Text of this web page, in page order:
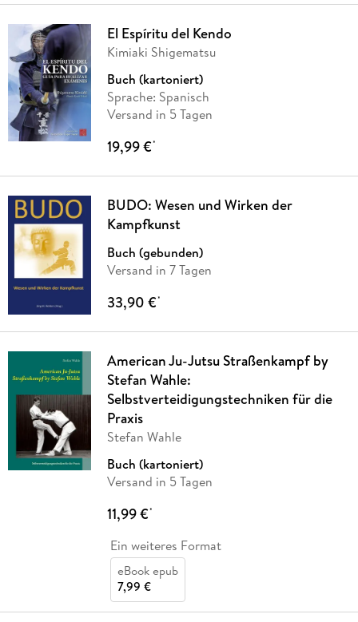
El Espíritu del Kendo
Kimiaki Shigematsu
Buch (kartoniert)
Sprache: Spanisch
Versand in 5 Tagen
19,99 €*
BUDO: Wesen und Wirken der
Kampfkunst
Buch (gebunden)
Versand in 7 Tagen
33,90 €*
American Ju-Jutsu Straßenkampf by
Stefan Wahle:
Selbstverteidigungstechniken für die
Praxis
Stefan Wahle
Buch (kartoniert)
Versand in 5 Tagen
11,99 €*
Ein weiteres Format
eBook epub
7,99 €